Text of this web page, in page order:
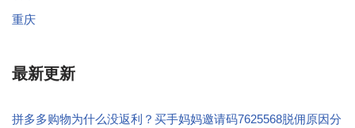
重庆
最新更新
拼多多购物为什么没返利？买手妈妈邀请码7625568脱佣原因分